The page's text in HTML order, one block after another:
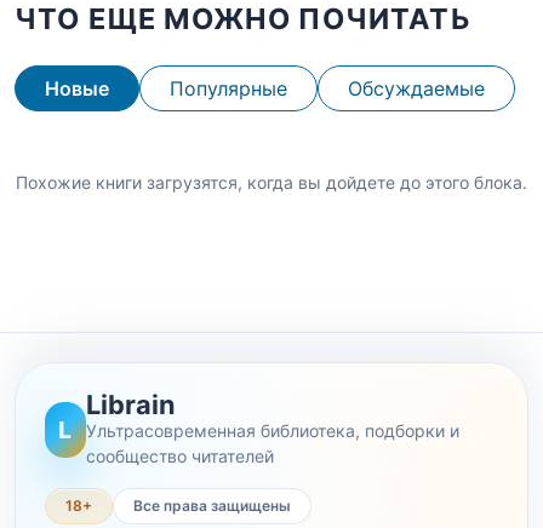
ЧТО ЕЩЕ МОЖНО ПОЧИТАТЬ
Новые Популярные Обсуждаемые
Похожие книги загрузятся, когда вы дойдете до этого блока.
L
Librain
Ультрасовременная библиотека, подборки и
сообщество читателей
18+ Все права защищены